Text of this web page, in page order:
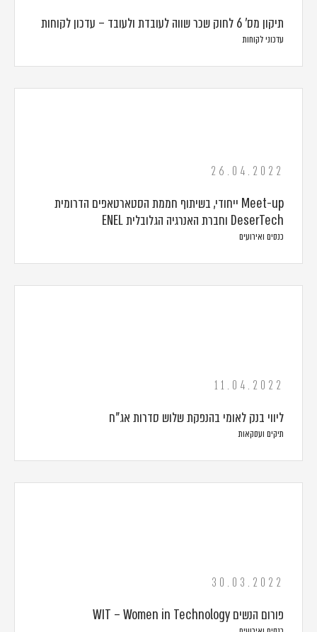
תיקון מס' 6 לחוק שכר שווה לעובדת ולעובד – עדכון לקוחות
עדכוני לקוחות
26.04.2022
Meet-up ייחודי, בשיתוף חממת הסטארטאפים הדרומית
DeserTech וחברת האנרגיה הגלובלית ENEL
כנסים ואירועים
11.04.2022
ליווי בנק לאומי בהנפקת שלוש סדרות אג"ח
תיקים ועסקאות
30.03.2022
פורום הנשים WIT – Women in Technology